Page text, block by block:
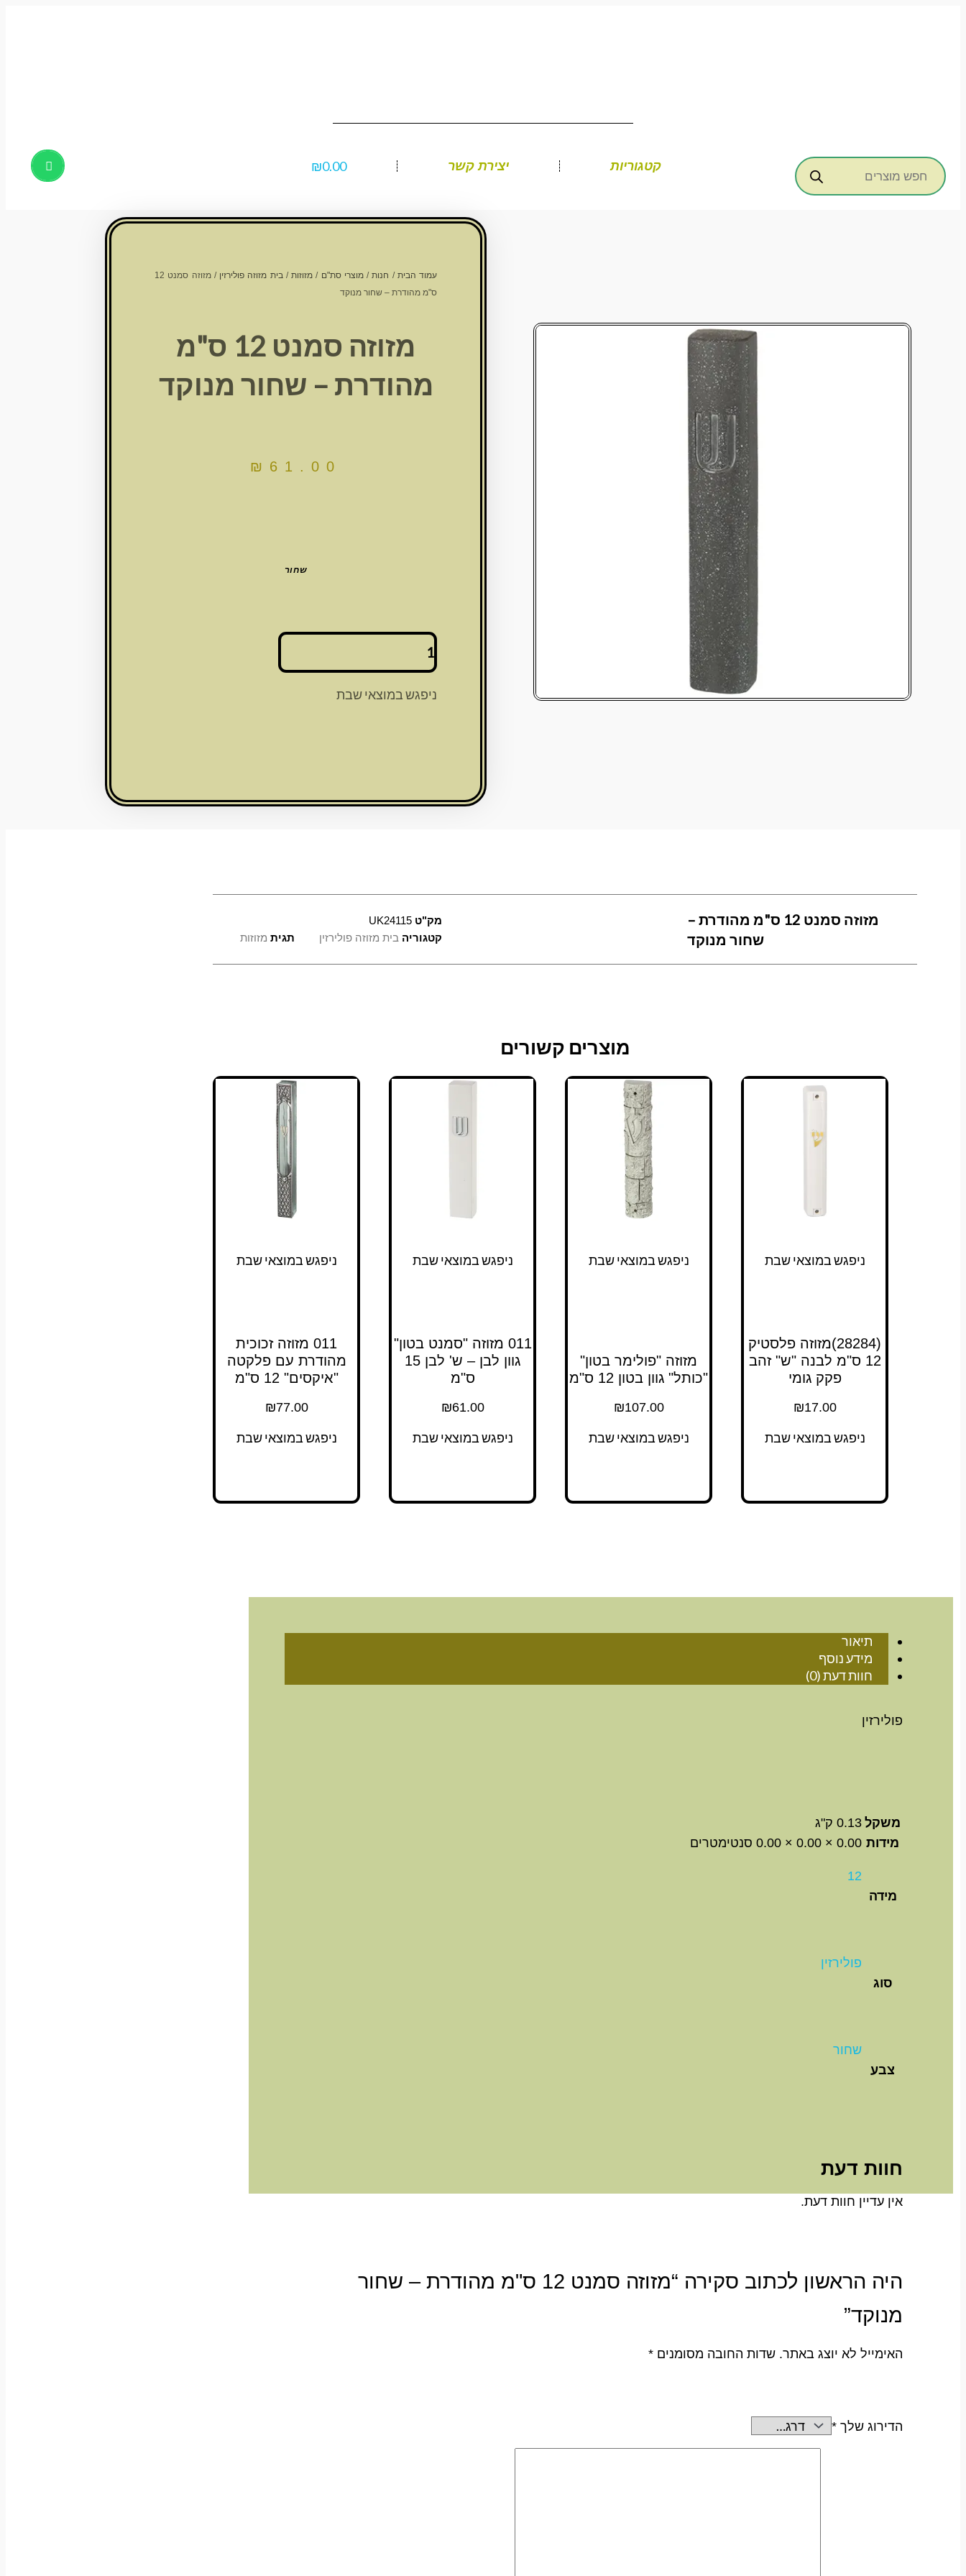
Products
search
קטגוריות יצירת קשר ₪0.00
עמוד הבית / חנות/מוצרי סת"ם / מזוזות /בית מזוזה פולירזין
/ מזוזה סמנט 12
ס"מ מהודרת – שחור מנוקד
מזוזה סמנט 12 ס"מ
מהודרת – שחור מנוקד
₪ 61.00
שחור
כמות
של
מזוזה
סמנט
ניפגש במוצאי שבת
מזוזה סמנט 12 ס"מ מהודרת –
שחור מנוקד
מק"ט UK24115
קטגוריה בית מזוזה פולירזין תגית מזוזות
מוצרים קשורים
ניפגש במוצאי שבת
(28284)מזוזה פלסטיק
12 ס"מ לבנה "ש" זהב
פקק גומי
₪17.00
ניפגש במוצאי שבת
ניפגש במוצאי שבת
מזוזה "פולימר בטון"
"כותל" גוון בטון 12 ס"מ
₪107.00
ניפגש במוצאי שבת
ניפגש במוצאי שבת
011 מזוזה "סמנט בטון"
גוון לבן – ש' לבן 15
ס"מ
₪61.00
ניפגש במוצאי שבת
ניפגש במוצאי שבת
011 מזוזה זכוכית
מהודרת עם פלקטה
"איקסים" 12 ס"מ
₪77.00
ניפגש במוצאי שבת
תיאור
מידע נוסף
חוות דעת (0)
פולירזין
משקל 0.13 ק"ג
מידות 0.00 × 0.00 × 0.00 סנטימטרים
מידה
12
סוג
פולירזין
צבע
שחור
חוות דעת
אין עדיין חוות דעת.
היה הראשון לכתוב סקירה “מזוזה סמנט 12 ס"מ מהודרת – שחור
מנוקד”
האימייל לא יוצג באתר. שדות החובה מסומנים *
הדירוג שלך *